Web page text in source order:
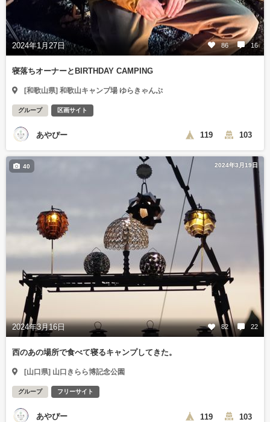
2024年1月27日 86 16
寝落ちオーナーとBIRTHDAY CAMPING
[和歌山県] 和歌山キャンプ場 ゆらきゃんぷ
グループ 区画サイト
あやぴー 119 103
2024年3月19日
2024年3月16日 82 22
40
西のあの場所で食べて寝るキャンプしてきた。
[山口県] 山口きらら博記念公園
グループ フリーサイト
あやぴー 119 103